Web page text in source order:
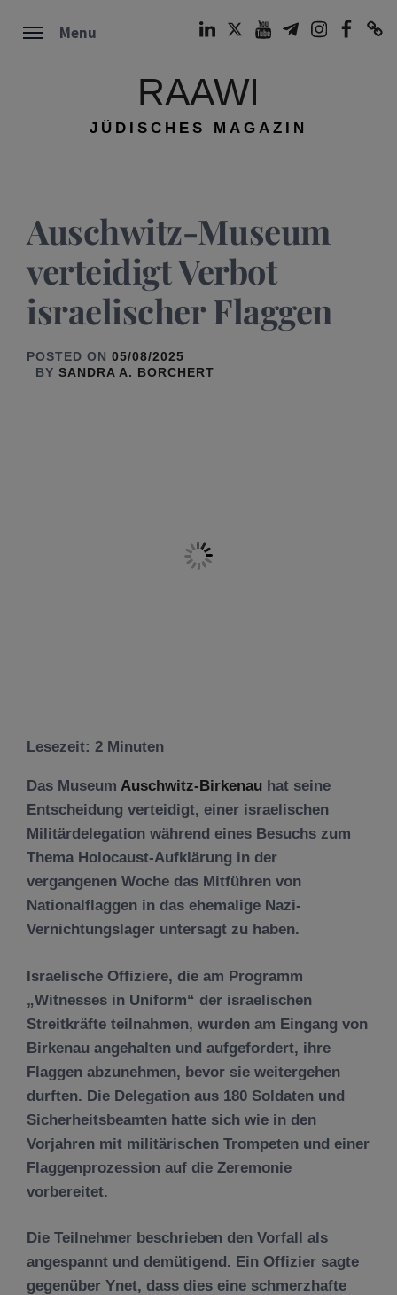
Menu
RAAWI
JÜDISCHES MAGAZIN
Auschwitz-Museum
verteidigt Verbot
israelischer Flaggen
POSTED ON 05/08/2025
BY SANDRA A. BORCHERT
Lesezeit: 2 Minuten
Das Museum Auschwitz-Birkenau hat seine
Entscheidung verteidigt, einer israelischen
Militärdelegation während eines Besuchs zum
Thema Holocaust-Aufklärung in der
vergangenen Woche das Mitführen von
Nationalflaggen in das ehemalige Nazi-
Vernichtungslager untersagt zu haben.
Israelische Offiziere, die am Programm
„Witnesses in Uniform“ der israelischen
Streitkräfte teilnahmen, wurden am Eingang von
Birkenau angehalten und aufgefordert, ihre
Flaggen abzunehmen, bevor sie weitergehen
durften. Die Delegation aus 180 Soldaten und
Sicherheitsbeamten hatte sich wie in den
Vorjahren mit militärischen Trompeten und einer
Flaggenprozession auf die Zeremonie
vorbereitet.
Die Teilnehmer beschrieben den Vorfall als
angespannt und demütigend. Ein Offizier sagte
gegenüber Ynet, dass dies eine schmerzhafte